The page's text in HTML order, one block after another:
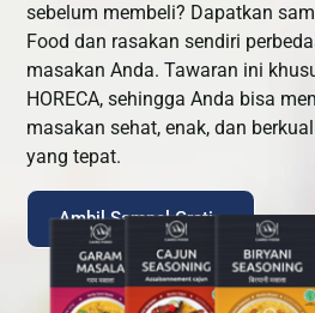
sebelum membeli? Dapatkan
Food dan rasakan sendiri
masakan Anda. Tawaran ini
HORECA, sehingga Anda bisa
masakan sehat, enak, dan
yang tepat.
Ambil Sampel Gratis